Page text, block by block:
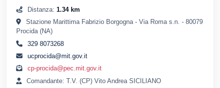
Distanza: 1.34 km
Stazione Marittima Fabrizio Borgogna - Via Roma s.n. - 80079
Procida (NA)
329 8073268
ucprocida@mit.gov.it
cp-procida@pec.mit.gov.it
Comandante: T.V. (CP) Vito Andrea SICILIANO